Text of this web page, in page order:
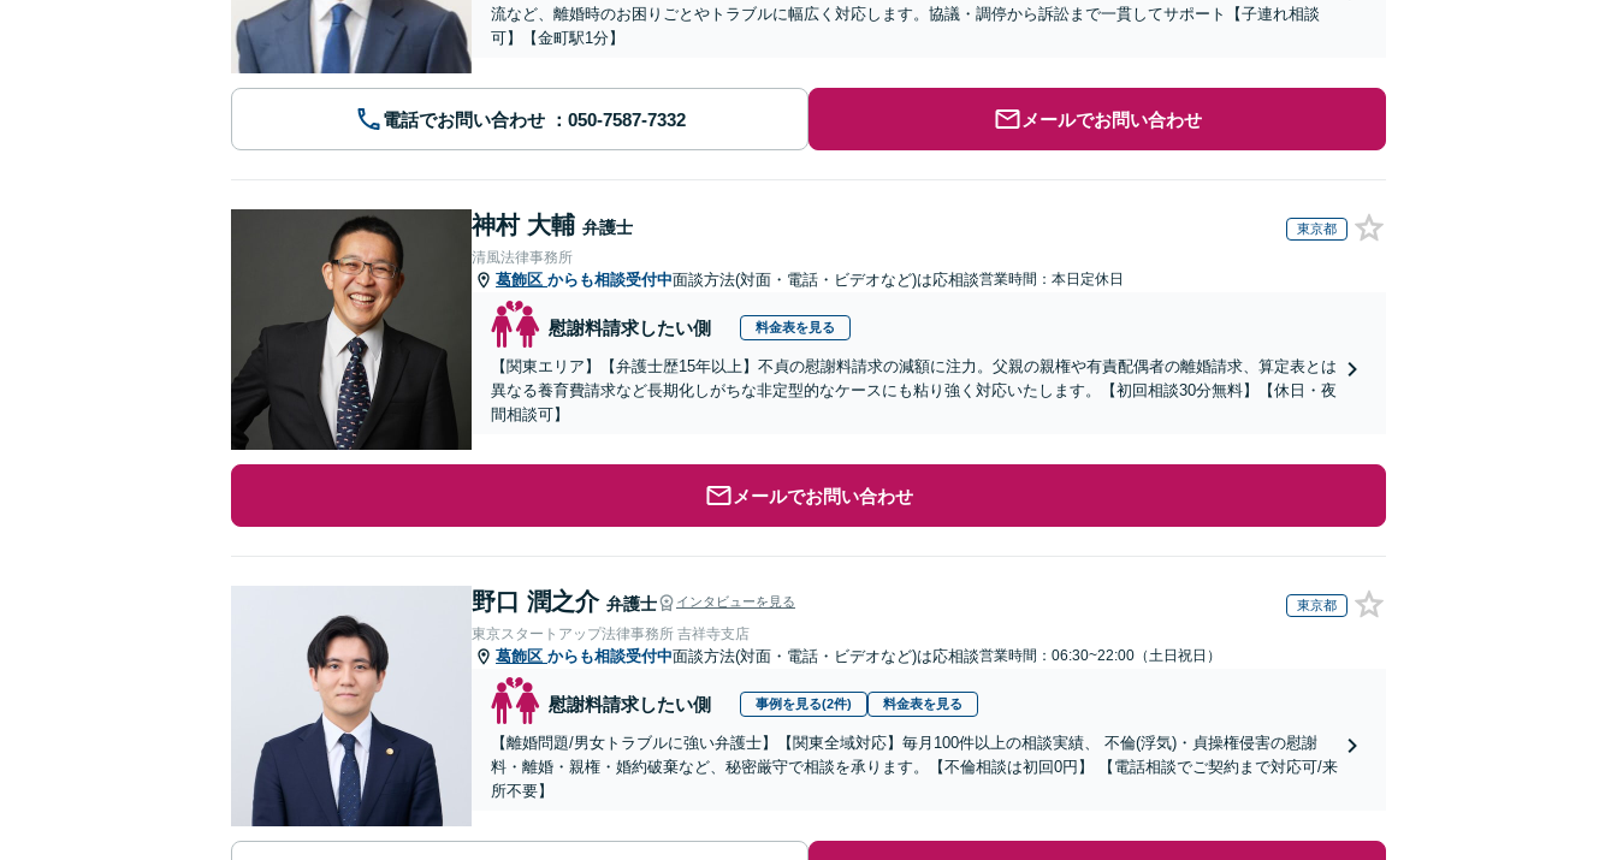
流など、離婚時のお困りごとやトラブルに幅広く対応します。協議・調停から訴訟まで一貫してサポート【子連れ相談
可】【金町駅1分】
電話でお問い合わせ メールでお問い合わせ
神村 大輔 弁護士 東京都
清風法律事務所
葛飾区 からも相談受付中面談方法(対面・電話・ビデオなど)は応相談営業時間：本日定休日
慰謝料請求したい側 料金表を見る
【関東エリア】【弁護士歴15年以上】不貞の慰謝料請求の減額に注力。父親の親権や有責配偶者の離婚請求、算定表とは
異なる養育費請求など長期化しがちな非定型的なケースにも粘り強く対応いたします。【初回相談30分無料】【休日・夜
間相談可】
メールでお問い合わせ
野口 潤之介 弁護士 インタビューを見る 東京都
東京スタートアップ法律事務所 吉祥寺支店
葛飾区 からも相談受付中面談方法(対面・電話・ビデオなど)は応相談営業時間：06:30~22:00（土日祝日）
慰謝料請求したい側 事例を見る(2件) 料金表を見る
【離婚問題/男女トラブルに強い弁護士】【関東全域対応】毎月100件以上の相談実績、 不倫(浮気)・貞操権侵害の慰謝
料・離婚・親権・婚約破棄など、秘密厳守で相談を承ります。【不倫相談は初回0円】 【電話相談でご契約まで対応可/来
所不要】